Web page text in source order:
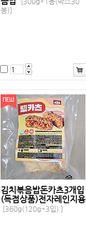
봉)]
김치볶음밥돈카츠3개입
(독점상품)전자레인지용
[360g(120g*3입) ]